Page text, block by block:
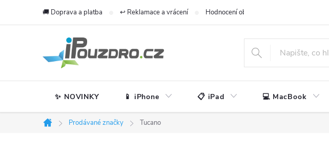
🚚 Doprava a platba ↩️ Reklamace a vrácení Hodnocení obchodu
✨ NOVINKY 📱 iPhone 📋 iPad 💻 MacBook
Domů
Prodávané značky Tucano